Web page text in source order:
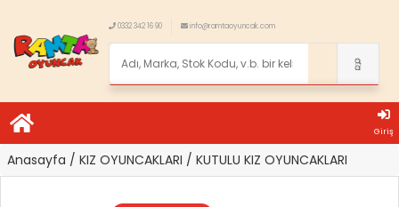
0332 342 16 90 info@ramtaoyuncak.com
Giriş
Anasayfa / KIZ OYUNCAKLARI / KUTULU KIZ OYUNCAKLARI